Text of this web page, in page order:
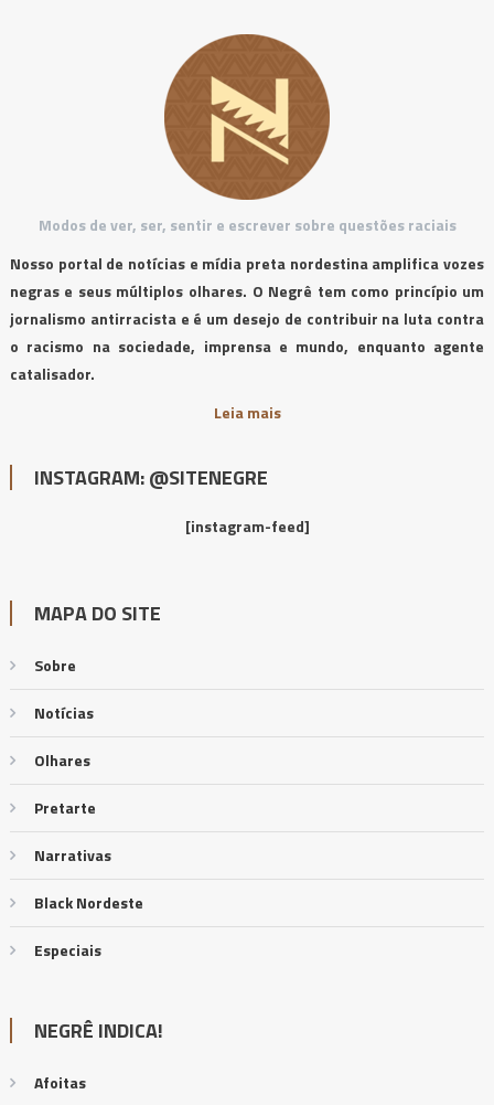
Modos de ver, ser, sentir e escrever sobre questões raciais
Nosso portal de notícias e mídia preta nordestina amplifica vozes
negras e seus múltiplos olhares. O Negrê tem como princípio um
jornalismo antirracista e é um desejo de contribuir na luta contra
o racismo na sociedade, imprensa e mundo, enquanto agente
catalisador.
Leia mais
INSTAGRAM: @SITENEGRE
[instagram-feed]
MAPA DO SITE
Sobre
Notícias
Olhares
Pretarte
Narrativas
Black Nordeste
Especiais
NEGRÊ INDICA!
Afoitas